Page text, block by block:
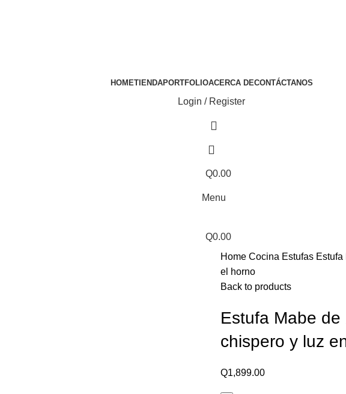
HOMETIENDAPORTFOLIOACERCA DECONTÁCTANOS
Login / Register
Q0.00
Menu
Q0.00
Home Cocina Estufas Estufa
el horno
Back to products
Estufa Mabe de
chispero y luz
Q1,899.00